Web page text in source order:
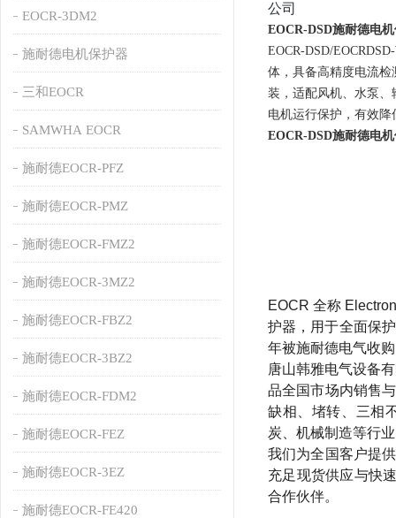
EOCR-3DM2
施耐德电机保护器
三和EOCR
SAMWHA EOCR
施耐德EOCR-PFZ
施耐德EOCR-PMZ
施耐德EOCR-FMZ2
施耐德EOCR-3MZ2
施耐德EOCR-FBZ2
施耐德EOCR-3BZ2
施耐德EOCR-FDM2
施耐德EOCR-FEZ
施耐德EOCR-3EZ
施耐德EOCR-FE420
公司
EOCR-DSD施耐德电
EOCR‑DSD/
体，具备高精度电流
装，适配风机、水泵
电机运行保护，有效
EOCR-DSD施耐德电
EOCR 全称
护器，用于全面保
年被施耐德电气收
唐山韩雅电气设备
品全国市场内销售
缺相、堵转、三相
炭、机械制造等行
我们为全国客户提
充足现货供应与快
合作伙伴。